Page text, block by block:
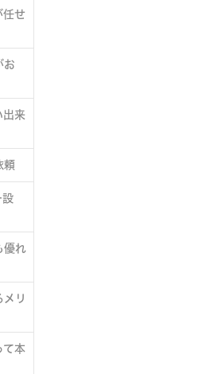
任せ
お
出来
頼
設
優れ
メリ
て本